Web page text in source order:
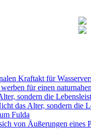
Kraftakt für
für einen
sondern die
das Alter, sondern die
Fulda
von Äußerungen eines